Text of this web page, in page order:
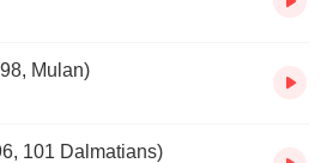
Mulan)
101 Dalmatians)